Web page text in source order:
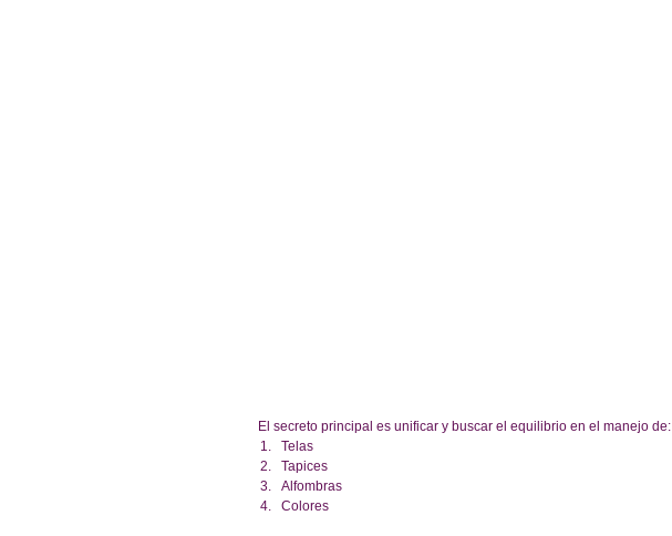
El secreto principal es unificar y buscar el equilibrio en el manejo de:
Telas
Tapices
Alfombras
Colores